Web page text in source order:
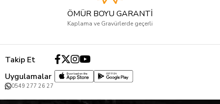
ÖMÜR BOYU GARANTİ
Kaplama ve Gravürlerde geçerli
Takip Et
Uygulamalar
0549 277 26 27